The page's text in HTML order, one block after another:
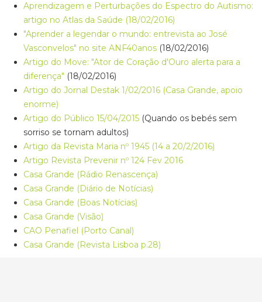
Aprendizagem e Perturbações do Espectro do Autismo:
artigo no Atlas da Saúde (18/02/2016)
"Aprender a legendar o mundo: entrevista ao José
Vasconvelos" no site ANF40anos (18/02/2016)
Artigo do Move: "Ator de Coração d'Ouro alerta para a
diferença" (18/02/2016)
Artigo do Jornal Destak 1/02/2016 (Casa Grande, apoio
enorme)
Artigo do Público 15/04/2015 (Quando os bebés sem
sorriso se tornam adultos)
Artigo da Revista Maria nº 1945 (14 a 20/2/2016)
Artigo Revista Prevenir nº 124 Fev 2016
Casa Grande (Rádio Renascença)
Casa Grande (Diário de Notícias)
Casa Grande (Boas Notícias)
Casa Grande (Visão)
CAO Penafiel (Porto Canal)
Casa Grande (Revista Lisboa p.28)